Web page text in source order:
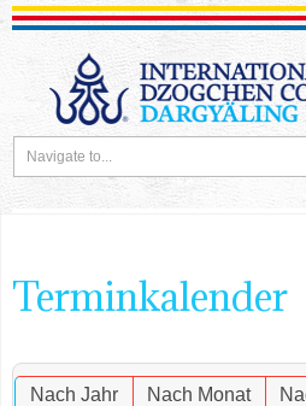
Terminkalender
Nach Jahr Nach Monat